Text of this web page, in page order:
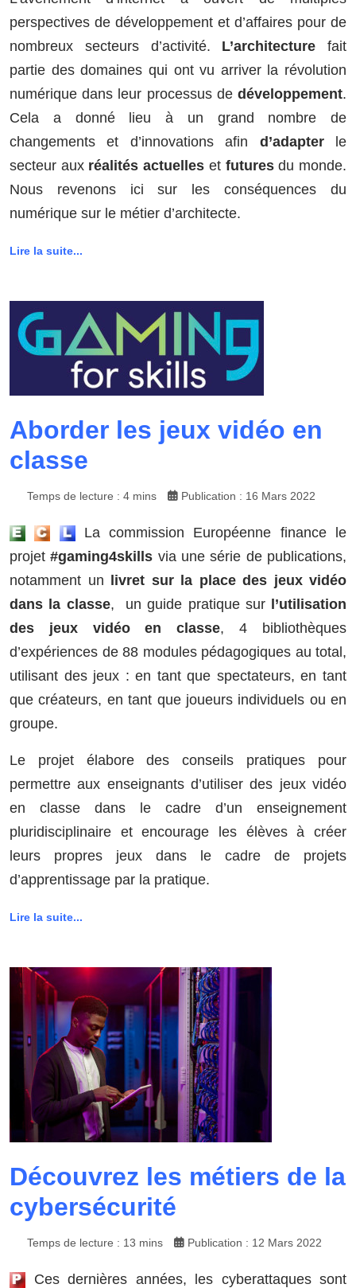
perspectives de développement et d’affaires pour de
nombreux secteurs d’activité. L’architecture fait
partie des domaines qui ont vu arriver la révolution
numérique dans leur processus de développement.
Cela a donné lieu à un grand nombre de
changements et d’innovations afin d’adapterle
secteur aux réalités actuelles et futuresdu monde.
Nous revenons ici sur les conséquences du
numérique sur le métier d’architecte.
Lire la suite...
Aborder les jeux vidéo en
classe
Temps de lecture : 4 mins Publication : 16 Mars 2022
La commission Européenne finance le
projet#gaming4skills via une série de publications,
notamment un livret sur la place des jeux vidéo
dans la classe, un guide pratique sur l’utilisation
des jeux vidéo en classe, 4 bibliothèques
d’expériences de 88 modules pédagogiques au total,
utilisant des jeux : en tant que spectateurs, en tant
que créateurs, en tant que joueurs individuels ou en
groupe.
Le projet élabore des conseils pratiques pour
permettre aux enseignants d’utiliser des jeux vidéo
en classe dans le cadre d’un enseignement
pluridisciplinaire et encourage les élèves à créer
leurs propres jeux dans le cadre de projets
d’apprentissage par la pratique.
Lire la suite...
Découvrez les métiers de la
cybersécurité
Temps de lecture : 13 mins Publication : 12 Mars 2022
Ces dernières années, les cyberattaques sont